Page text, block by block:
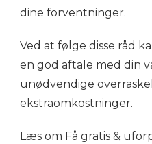
dine forventninger.
Ved at følge disse råd
en god aftale med din
unødvendige
ekstraomkostninger.
Læs om Få gratis &